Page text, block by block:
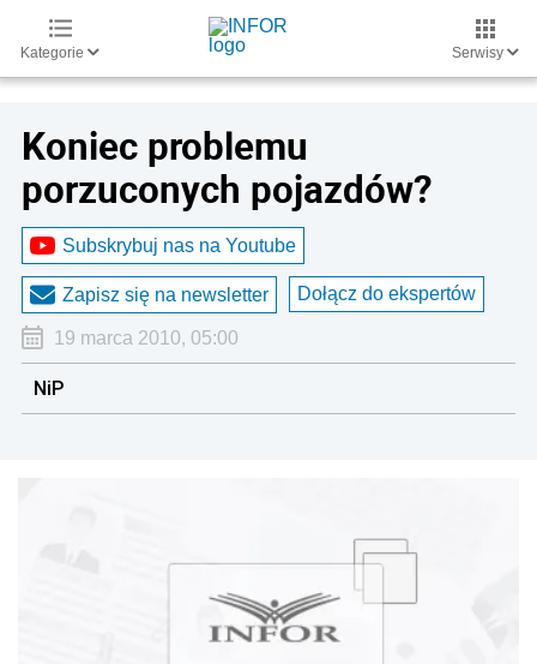
Kategorie Serwisy
Koniec problemu
porzuconych pojazdów?
Subskrybuj nas na Youtube
Zapisz się na newsletter Dołącz do ekspertów
19 marca 2010, 05:00
NiP